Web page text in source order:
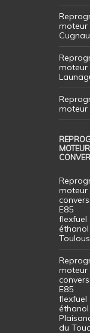
moteur
moteur
moteur
MOTEUR
moteur
E85
flexfuel
éthanol
moteur
E85
flexfuel
éthanol
du